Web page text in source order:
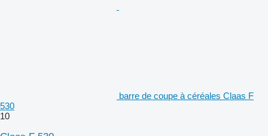
barre de coupe à céréales Claas F
530
10